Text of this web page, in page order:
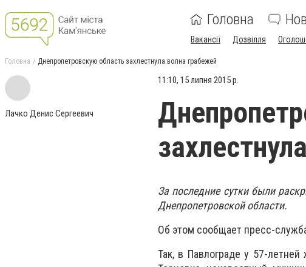
Головна
Вакансії Дозвілля
Головна Днепропетровскую область захлестнула волна грабежей
Лачко Денис Сергеевич
11:10, 15 липня 2015 р.
За последние сутки были
Днепропетровской области.
Об этом сообщает пресс-
Так, в Павлограде у 57-